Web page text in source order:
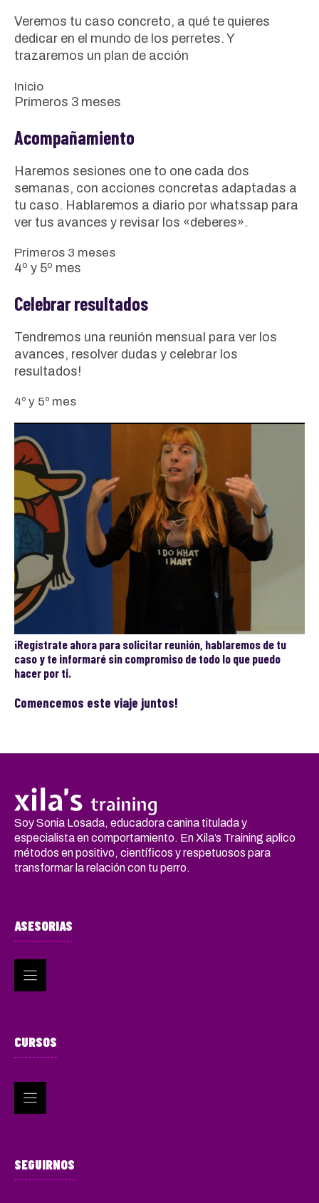
Veremos tu caso concreto, a qué te quieres
dedicar en el mundo de los perretes. Y
trazaremos un plan de acción
Inicio
Primeros 3 meses
Acompañamiento
Haremos sesiones one to one cada dos
semanas, con acciones concretas adaptadas a
tu caso. Hablaremos a diario por whatssap para
ver tus avances y revisar los «deberes».
Primeros 3 meses
4º y 5º mes
Celebrar resultados
Tendremos una reunión mensual para ver los
avances, resolver dudas y celebrar los
resultados!
4º y 5º mes
¡Regístrate ahora para solicitar reunión, hablaremos de tu
caso y te informaré sin compromiso de todo lo que puedo
hacer por ti.
Comencemos este viaje juntos!
Soy Sonia Losada, educadora canina titulada y
especialista en comportamiento. En Xila’s Training aplico
métodos en positivo, científicos y respetuosos para
transformar la relación con tu perro.
ASESORIAS
CURSOS
SEGUIRNOS